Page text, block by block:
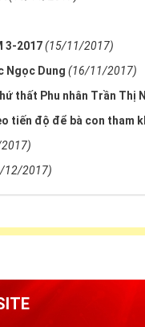
3-2017(15/11/2017)
Ngọc Dung (16/11/2017)
thất Phu nhân Trần Thị
tiến độ để bà con tham
12/2017)